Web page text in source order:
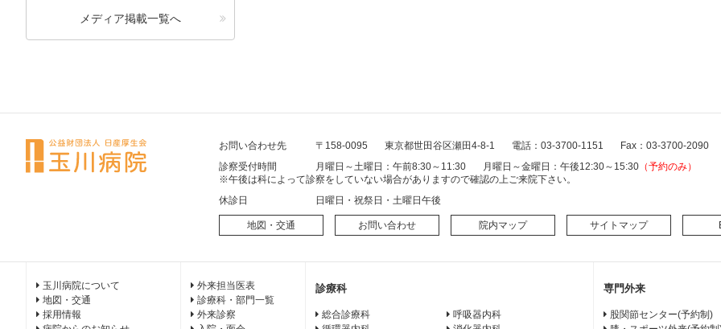
メディア掲載一覧へ
お問い合わせ先 〒158-0095 東京都世田谷区瀬田4-8-1 電話：03-3700-1151
Fax：03-3700-2090
診察受付時間
月曜日～土曜日：午前8:30～11:30 月曜日～金曜日：午後12:30～15:30 （予約のみ）
※午後は科によって診察をしていない場合がありますので確認の上ご来院下さい。
休診日
日曜日・祝祭日・土曜日午後
地図・交通 お問い合わせ 院内マップ サイトマップ
玉川病院について
地図・交通
採用情報
外来担当医表
診療科・部門一覧
外来診察
診療科
総合診療科
呼吸器内科
専門外来
股関節センター(予約制)